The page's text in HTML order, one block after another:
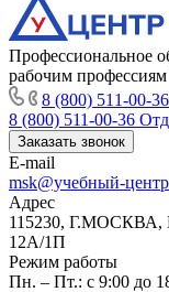
Профессиональное
рабочим профессиям
8 (800) 511-00-36
8 (800) 511-00-36
Заказать звонок
E-mail
msk@учебный-
Адрес
115230,
12А/1П
Режим работы
Пн. – Пт.: с 9:00 до